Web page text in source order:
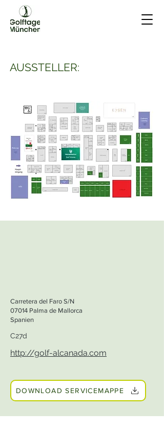
AUSSTELLER:
Carretera del Faro S/N
07014 Palma de Mallorca
Spanien
C27d
http://golf-alcanada.com
DOWNLOAD SERVICEMAPPE